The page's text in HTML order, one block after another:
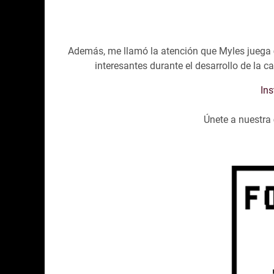
Además, me llamó la atención que Myles
interesantes durante el desarrollo de la
Únete a